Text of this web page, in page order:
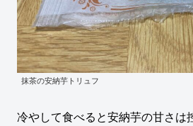
抹茶の安納芋トリュフ
冷やして食べると安納芋の甘さは